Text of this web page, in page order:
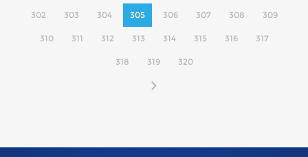
302 303 304 305 306 307 308 309
310 311 312 313 314 315 316 317
318 319 320